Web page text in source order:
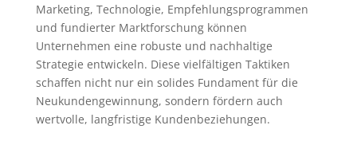
Marketing, Technologie, Empfehlungsprogrammen
und fundierter Marktforschung können
Unternehmen eine robuste und nachhaltige
Strategie entwickeln. Diese vielfältigen Taktiken
schaffen nicht nur ein solides Fundament für die
Neukundengewinnung, sondern fördern auch
wertvolle, langfristige Kundenbeziehungen.